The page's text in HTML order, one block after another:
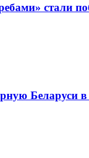
стали
Беларуси в